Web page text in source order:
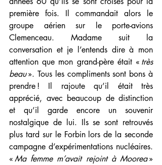
première fois. Il commandait alors le
groupe aérien sur le porte-avions
Clemenceau. Madame suit la
conversation et je l’entends dire à mon
attention que mon grand-père était « très
beau ». Tous les compliments sont bons à
prendre ! Il rajoute qu’il était très
apprécié, avec beaucoup de distinction
et qu’il garde encore un souvenir
nostalgique de lui. Ils se sont retrouvés
plus tard sur le Forbin lors de la seconde
campagne d’expérimentations nucléaires.
« Ma femme m’avait rejoint à Moorea »